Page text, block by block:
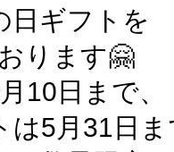
日ギフトを
ります🤗
10日まで、
は5月31日